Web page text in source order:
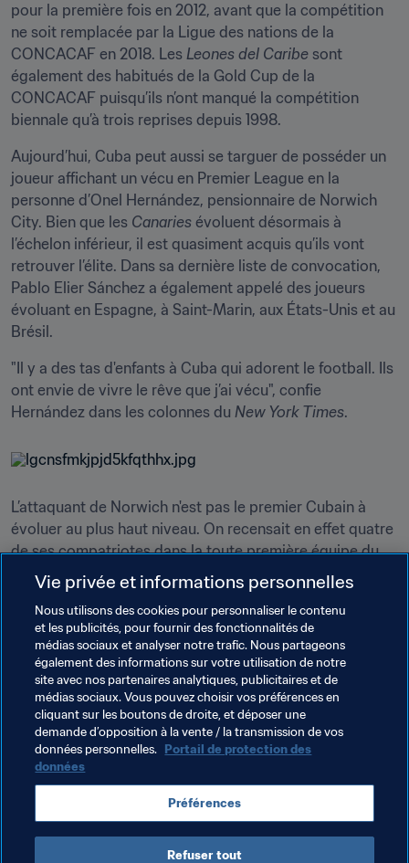
pour la première fois en 2012, avant que la compétition
ne soit remplacée par la Ligue des nations de la
CONCACAF en 2018. Les Leones del Caribe sont
également des habitués de la Gold Cup de la
CONCACAF puisqu’ils n’ont manqué la compétition
biennale qu’à trois reprises depuis 1998.
Aujourd’hui, Cuba peut aussi se targuer de posséder un
joueur affichant un vécu en Premier League en la
personne d’Onel Hernández, pensionnaire de Norwich
City. Bien que les Canaries évoluent désormais à
l’échelon inférieur, il est quasiment acquis qu’ils vont
retrouver l’élite. Dans sa dernière liste de convocation,
Pablo Elier Sánchez a également appelé des joueurs
évoluant en Espagne, à Saint-Marin, aux États-Unis et au
Brésil.
"Il y a des tas d'enfants à Cuba qui adorent le football. Ils
ont envie de vivre le rêve que j’ai vécu", confie
Hernández dans les colonnes du New York Times.
L’attaquant de Norwich n'est pas le premier Cubain à
évoluer au plus haut niveau. On recensait en effet quatre
de ses compatriotes dans la toute première équipe du
Real Madrid, fondée en 1902. Et à en juger par
l’omniprésence de jeunes balle au pied dans les rues et
sur les terrains de La Havane, il ne serait pas impossible
de voir de nouveau des Cubains enfiler la tunique de
grands clubs dans un avenir pas si lointain.
Thèmes en lien
Cuba
Vie privée et informations personnelles
Nous utilisons des cookies pour personnaliser le contenu
et les publicités, pour fournir des fonctionnalités de
médias sociaux et analyser notre trafic. Nous partageons
également des informations sur votre utilisation de notre
site avec nos partenaires analytiques, publicitaires et de
médias sociaux. Vous pouvez choisir vos préférences en
cliquant sur les boutons de droite, et déposer une
demande d’opposition à la vente / la transmission de vos
données personnelles. Portail de protection des
données
Préférences
Refuser tout